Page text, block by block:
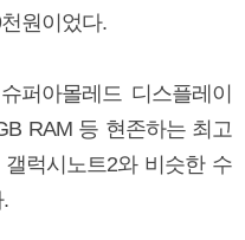
원이었다.
퍼아몰레드 디스플레이
RAM 등 현존하는 최고
럭시노트2와 비슷한 수